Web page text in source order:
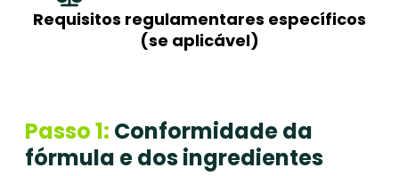
Requisitos regulamentares específicos
(se aplicável)
Passo 1: Conformidade da
fórmula e dos ingredientes